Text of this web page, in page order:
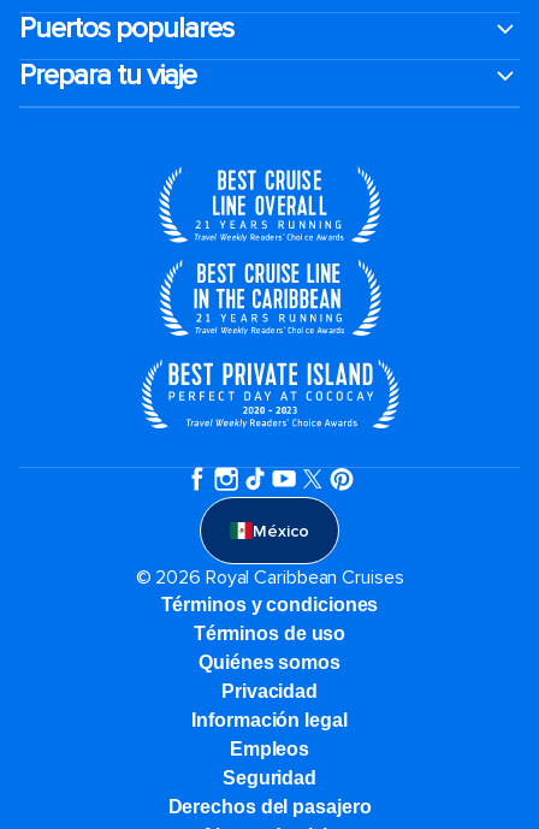
Puertos populares
Prepara tu viaje
México
© 2026 Royal Caribbean Cruises
Términos y condiciones
Términos de uso
Quiénes somos
Privacidad
Información legal
Empleos
Seguridad
Derechos del pasajero